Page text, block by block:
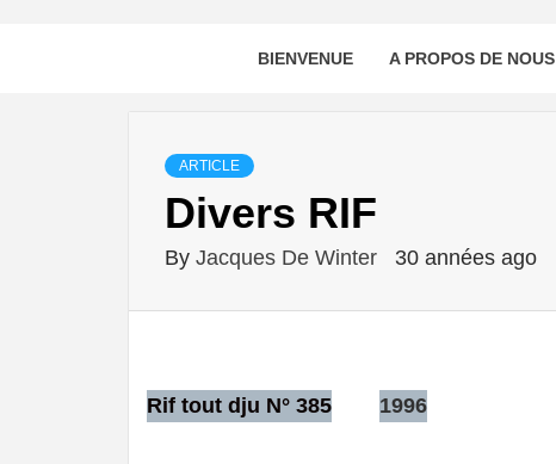
BIENVENUE A PROPOS DE NOUS
ARTICLE
Divers RIF
By Jacques De Winter 30 années ago
Rif tout dju N° 385 1996